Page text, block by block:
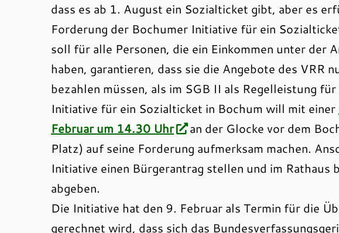
dass es ab 1. August ein Sozialticket gibt, aber es
Forderung der Bochumer Initiative für ein
soll für alle Personen, die ein Einkommen unter der
haben, garantieren, dass sie die Angebote des VRR
bezahlen müssen, als im SGB II als Regelleistung
Initiative für ein Sozialticket in Bochum will mit einer
Februar um 14.30 Uhr
an der Glocke vor dem
Platz) auf seine Forderung aufmerksam machen.
Initiative einen Bürgerantrag stellen und im Rathaus
abgeben.
Die Initiative hat den 9. Februar als Termin für die
gerechnet wird, dass sich das